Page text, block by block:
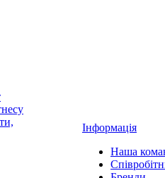
Інформація
Наша